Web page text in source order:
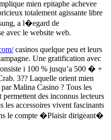
mien epitaphe achevee
totalement agissante libre
a l�egard de
avec le website web.
casinos quelque peu et leurs
Une gratification avec
i 100 % jusqu’a 500 � +
3?? Laquelle orient mien
Malina Casino ? Tous les
permettent des inconnus lecteurs
les accessoires vivent fascinants
le compte �Plaisir dirigeant�